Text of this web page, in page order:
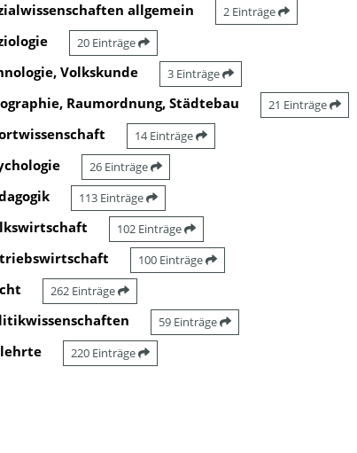
allgemein 2 Einträge
20 Einträge
Volkskunde 3 Einträge
Raumordnung, Städtebau 21 Einträge
14 Einträge
26 Einträge
113 Einträge
102 Einträge
100 Einträge
262 Einträge
59 Einträge
220 Einträge